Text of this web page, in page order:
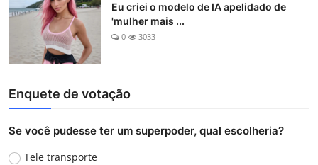
Eu criei o modelo de IA apelidado de
'mulher mais ...
0 3033
Enquete de votação
Se você pudesse ter um superpoder, qual escolheria?
Tele transporte